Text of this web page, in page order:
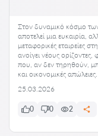
Στον δυναμικό κόσμο
αποτελεί μια ευκαιρία,
μεταφορικές εταιρείες
ανοίγει νέους
που, αν δεν τηρηθούν,
και οικονομικές
25.03.2026
0 0 2